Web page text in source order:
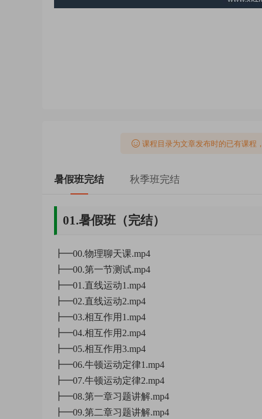
课程目录为文章发布时的已有课程
暑假班完结 秋季班完结
01.暑假班（完结）
┣━00.物理聊天课.mp4
┣━00.第一节测试.mp4
┣━01.直线运动1.mp4
┣━02.直线运动2.mp4
┣━03.相互作用1.mp4
┣━04.相互作用2.mp4
┣━05.相互作用3.mp4
┣━06.牛顿运动定律1.mp4
┣━07.牛顿运动定律2.mp4
┣━08.第一章习题讲解.mp4
┣━09.第二章习题讲解.mp4